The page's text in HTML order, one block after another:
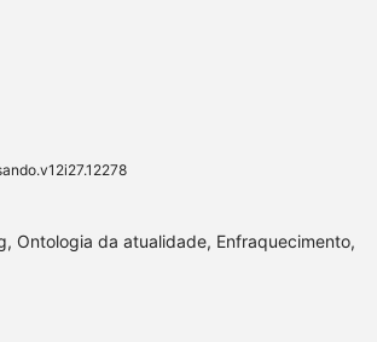
Ontologia da atualidade, Enfraquecimento,